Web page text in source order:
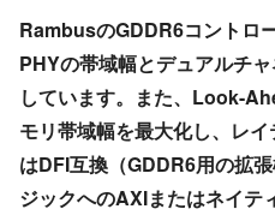
RambusのGDDR6コントロ
PHYの帯域幅とデュアルチ
しています。また、Look-
モリ帯域幅を最大化し、レ
はDFI互換（GDDR6用の拡
ジックへのAXIまたはネイテ